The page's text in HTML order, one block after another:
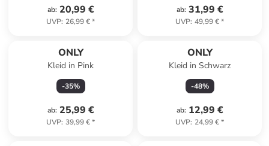
ab: 20,99 €
UVP: 26,99 €*
ab: 31,99 €
UVP: 49,99 €*
ONLY
Kleid in Pink
-35%
ab: 25,99 €
UVP: 39,99 €*
ONLY
Kleid in Schwarz
-48%
ab: 12,99 €
UVP: 24,99 €*